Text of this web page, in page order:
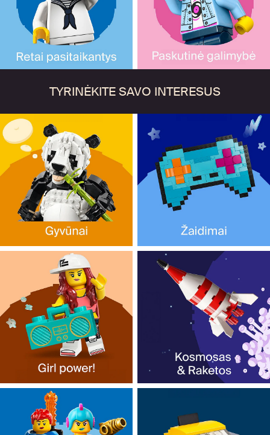
TYRINĖKITE SAVO INTERESUS